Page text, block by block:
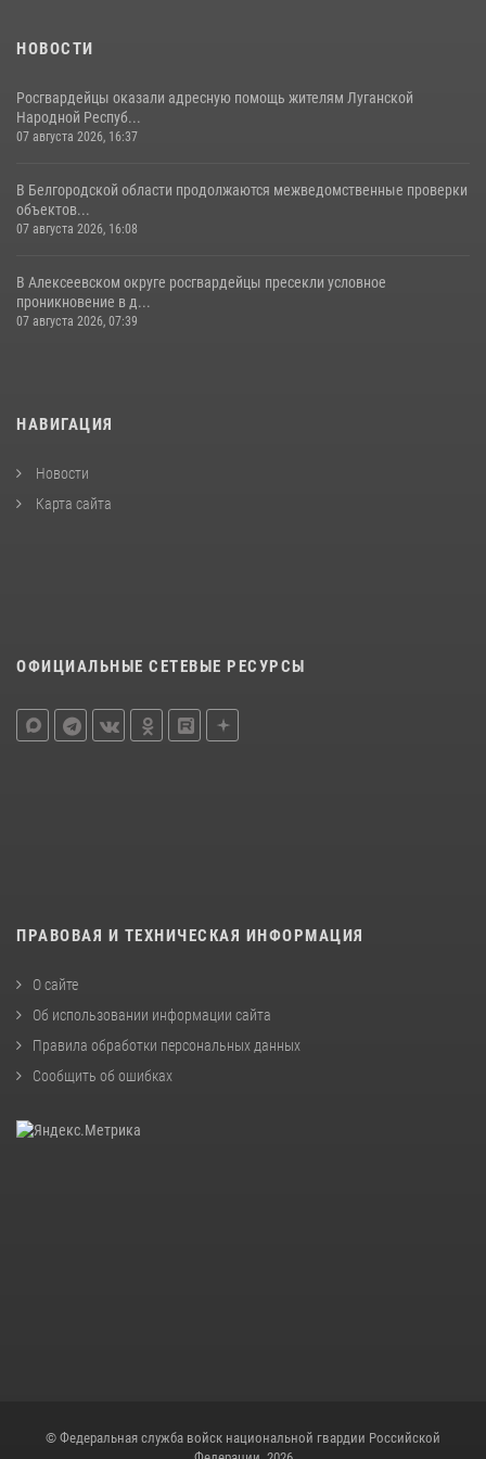
НОВОСТИ
Росгвардейцы оказали адресную помощь жителям Луганской
Народной Респуб...
07 августа 2026, 16:37
В Белгородской области продолжаются межведомственные проверки
объектов...
07 августа 2026, 16:08
В Алексеевском округе росгвардейцы пресекли условное
проникновение в д...
07 августа 2026, 07:39
НАВИГАЦИЯ
Новости
Карта сайта
ОФИЦИАЛЬНЫЕ СЕТЕВЫЕ РЕСУРСЫ
ПРАВОВАЯ И ТЕХНИЧЕСКАЯ ИНФОРМАЦИЯ
О сайте
Об использовании информации сайта
Правила обработки персональных данных
Сообщить об ошибках
© Федеральная служба войск национальной гвардии Российской